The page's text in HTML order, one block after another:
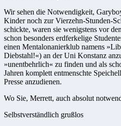
Wir sehen die Notwendigkeit,
Kinder noch zur Vierzehn-Stunden-
schickte, waren sie wenigstens vor
schon besonders erdferkelige
einen Mentalonanierklub namens
Diebstahl!«) an der Uni Konstanz
»unentbehrlich« zu finden und als
Jahren komplett entmenschte
Presse anzudienen.
Wo Sie, Merrett, auch absolut
Selbstverständlich grußlos